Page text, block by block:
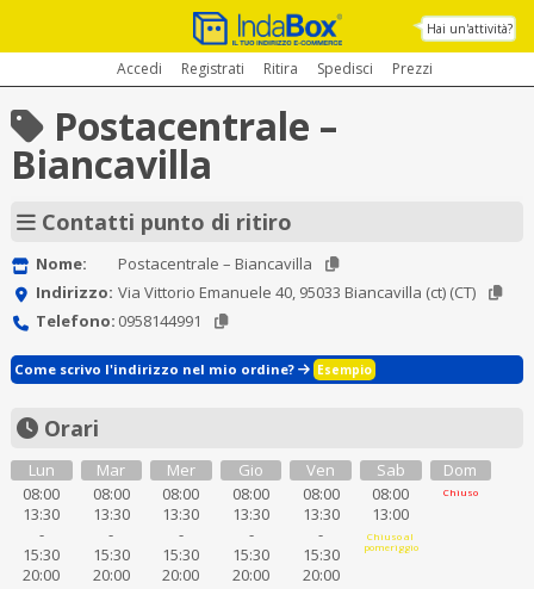
Hai un'attività?
Accedi Registrati Ritira Spedisci Prezzi
Postacentrale –
Biancavilla
Contatti punto di ritiro
Nome:
Postacentrale – Biancavilla
Indirizzo: Via Vittorio Emanuele 40, 95033 Biancavilla (ct) (CT)
Telefono: 0958144991
Come scrivo l'indirizzo nel mio ordine? Esempio
Orari
Lun
08:00
13:30
-
15:30
20:00
Mar
08:00
13:30
-
15:30
20:00
Mer
08:00
13:30
-
15:30
20:00
Gio
08:00
13:30
-
15:30
20:00
Ven
08:00
13:30
-
15:30
20:00
Sab
08:00
13:00
Chiuso al
pomeriggio
Dom
Chiuso